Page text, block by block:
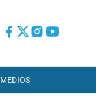
MEDIOS